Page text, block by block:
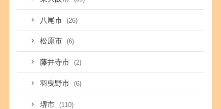
八尾市 (26)
松原市 (6)
藤井寺市 (2)
羽曳野市 (6)
堺市 (110)